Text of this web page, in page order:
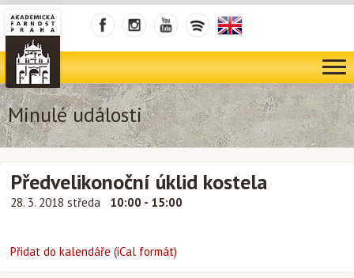
Minulé události
Předvelikonoční úklid kostela
28. 3. 2018 středa 10:00 - 15:00
Přidat do kalendáře (iCal formát)